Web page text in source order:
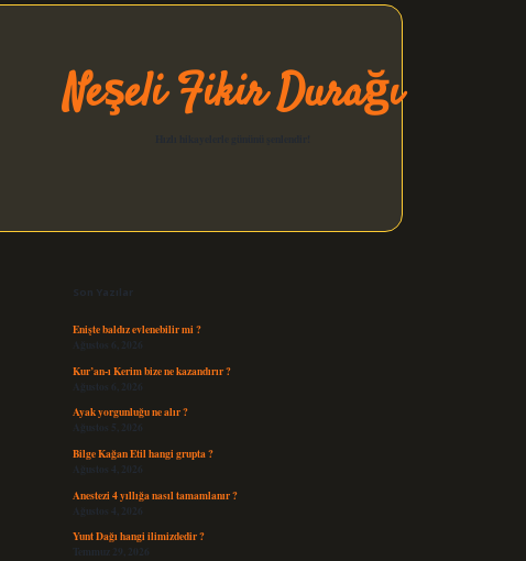
Neşeli Fikir Durağı
Son Yazılar
Enişte baldız evlenebilir mi ?
Ağustos 6, 2026
Kur’an-ı Kerim bize ne kazandırır ?
Ağustos 6, 2026
Ayak yorgunluğu ne alır ?
Ağustos 5, 2026
Bilge Kağan Etil hangi grupta ?
Ağustos 4, 2026
Anestezi 4 yıllığa nasıl tamamlanır ?
Ağustos 4, 2026
Yunt Dağı hangi ilimizdedir ?
Temmuz 29, 2026